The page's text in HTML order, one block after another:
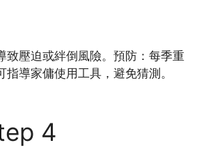
致壓迫或絆倒風險。預防：每季重
指導家傭使用工具，避免猜測。
4